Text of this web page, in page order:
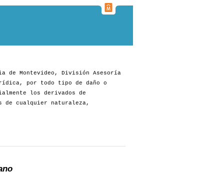
de Montevideo, División Asesoría
por todo tipo de daño o
los derivados de
cualquier naturaleza,